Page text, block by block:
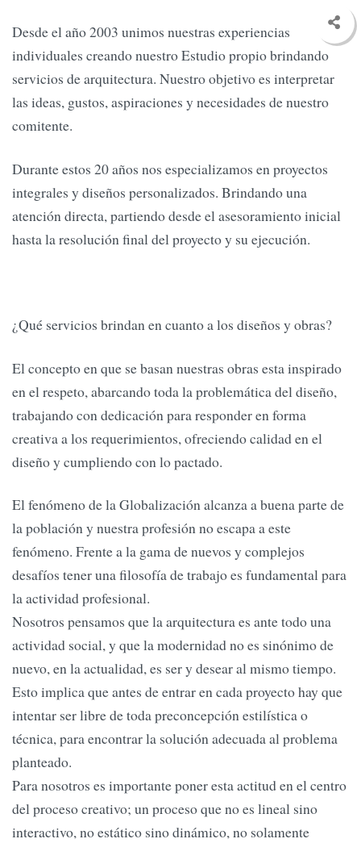
Desde el año 2003 unimos nuestras experiencias
individuales creando nuestro Estudio propio brindando
servicios de arquitectura. Nuestro objetivo es interpretar
las ideas, gustos, aspiraciones y necesidades de nuestro
comitente.
Durante estos 20 años nos especializamos en proyectos
integrales y diseños personalizados. Brindando una
atención directa, partiendo desde el asesoramiento inicial
hasta la resolución final del proyecto y su ejecución.
¿Qué servicios brindan en cuanto a los diseños y obras?
El concepto en que se basan nuestras obras esta inspirado
en el respeto, abarcando toda la problemática del diseño,
trabajando con dedicación para responder en forma
creativa a los requerimientos, ofreciendo calidad en el
diseño y cumpliendo con lo pactado.
El fenómeno de la Globalización alcanza a buena parte de
la población y nuestra profesión no escapa a este
fenómeno. Frente a la gama de nuevos y complejos
desafíos tener una filosofía de trabajo es fundamental para
la actividad profesional.
Nosotros pensamos que la arquitectura es ante todo una
actividad social, y que la modernidad no es sinónimo de
nuevo, en la actualidad, es ser y desear al mismo tiempo.
Esto implica que antes de entrar en cada proyecto hay que
intentar ser libre de toda preconcepción estilística o
técnica, para encontrar la solución adecuada al problema
planteado.
Para nosotros es importante poner esta actitud en el centro
del proceso creativo; un proceso que no es lineal sino
interactivo, no estático sino dinámico, no solamente